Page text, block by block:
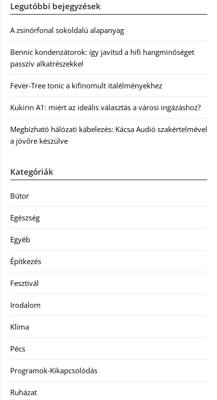
Legutóbbi bejegyzések
A zsinórfonal sokoldalú alapanyag
Bennic kondenzátorok: így javítsd a hifi hangminőséget
passzív alkatrészekkel
Fever-Tree tonic a kifinomult italélményekhez
Kukirin A1: miért az ideális választás a városi ingázáshoz?
Megbízható hálózati kábelezés: Kácsa Audió szakértelmével
a jövőre készülve
Kategóriák
Bútor
Egészség
Egyéb
Építkezés
Fesztivál
Irodalom
Klíma
Pécs
Programok-Kikapcsolódás
Ruházat